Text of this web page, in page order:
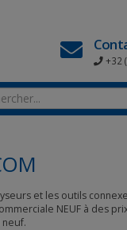
+32
et les outils
NEUF à des